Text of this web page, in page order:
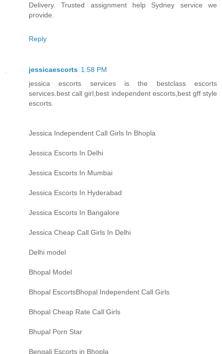
Delivery. Trusted assignment help Sydney service we
provide.
Reply
jessicaescorts 1:58 PM
jessica escorts services is the bestclass escorts
services.best call girl,best independent escorts,best gff style
escorts.
Jessica Independent Call Girls In Bhopla
Jessica Escorts In Delhi
Jessica Escorts In Mumbai
Jessica Escorts In Hyderabad
Jessica Escorts In Bangalore
Jessica Cheap Call Girls In Delhi
Delhi model
Bhopal Model
Bhopal EscortsBhopal Independent Call Girls
Bhopal Cheap Rate Call Girls
Bhupal Porn Star
Bengali Escorts in Bhopla